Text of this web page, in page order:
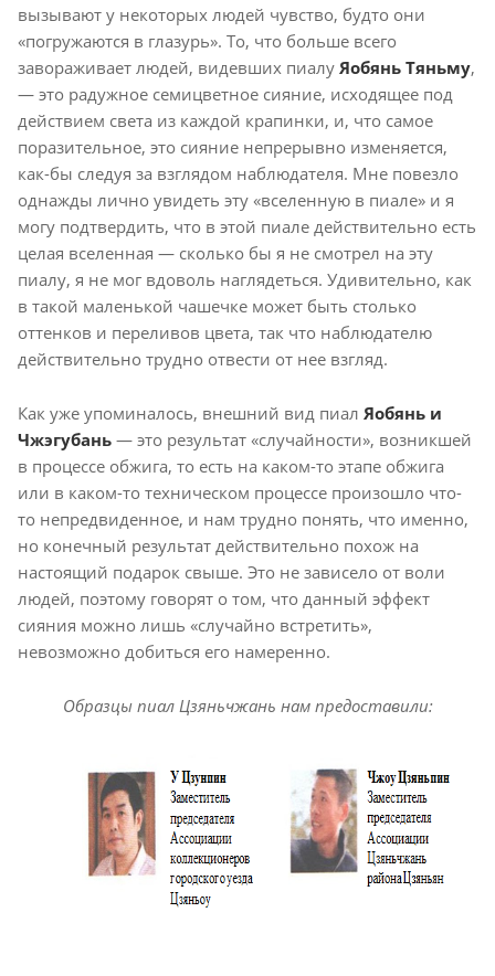
вызывают у некоторых людей чувство, будто они
«погружаются в глазурь». То, что больше всего
завораживает людей, видевших пиалу Яобянь Тяньму,
— это радужное семицветное сияние, исходящее под
действием света из каждой крапинки, и, что самое
поразительное, это сияние непрерывно изменяется,
как-бы следуя за взглядом наблюдателя. Мне повезло
однажды лично увидеть эту «вселенную в пиале» и я
могу подтвердить, что в этой пиале действительно есть
целая вселенная — сколько бы я не смотрел на эту
пиалу, я не мог вдоволь наглядеться. Удивительно, как
в такой маленькой чашечке может быть столько
оттенков и переливов цвета, так что наблюдателю
действительно трудно отвести от нее взгляд.
Как уже упоминалось, внешний вид пиал Яобянь и
Чжэгубань — это результат «случайности», возникшей
в процессе обжига, то есть на каком-то этапе обжига
или в каком-то техническом процессе произошло что-
то непредвиденное, и нам трудно понять, что именно,
но конечный результат действительно похож на
настоящий подарок свыше. Это не зависело от воли
людей, поэтому говорят о том, что данный эффект
сияния можно лишь «случайно встретить»,
невозможно добиться его намеренно.
Образцы пиал Цзяньчжань нам предоставили: